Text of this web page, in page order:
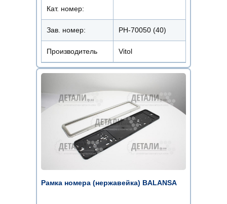
Кат. номер:
Зав. номер: РН-70050 (40)
Производитель Vitol
Рамка номера (нержавейка) BALANSA